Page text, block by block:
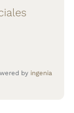
by ingenia